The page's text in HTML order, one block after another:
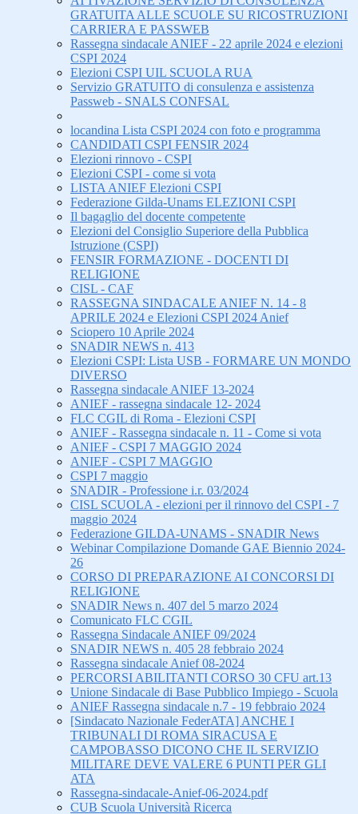
GRATUITA ALLE SCUOLE SU RICOSTRUZIONI
CARRIERA E PASSWEB
Rassegna sindacale ANIEF - 22 aprile 2024 e elezioni
CSPI 2024
Elezioni CSPI UIL SCUOLA RUA
Servizio GRATUITO di consulenza e assistenza
Passweb - SNALS CONFSAL
locandina Lista CSPI 2024 con foto e programma
CANDIDATI CSPI FENSIR 2024
Elezioni rinnovo - CSPI
Elezioni CSPI - come si vota
LISTA ANIEF Elezioni CSPI
Federazione Gilda-Unams ELEZIONI CSPI
Il bagaglio del docente competente
Elezioni del Consiglio Superiore della Pubblica
Istruzione (CSPI)
FENSIR FORMAZIONE - DOCENTI DI
RELIGIONE
CISL - CAF
RASSEGNA SINDACALE ANIEF N. 14 - 8
APRILE 2024 e Elezioni CSPI 2024 Anief
Sciopero 10 Aprile 2024
SNADIR NEWS n. 413
Elezioni CSPI: Lista USB - FORMARE UN MONDO
DIVERSO
Rassegna sindacale ANIEF 13-2024
ANIEF - rassegna sindacale 12- 2024
FLC CGIL di Roma - Elezioni CSPI
ANIEF - Rassegna sindacale n. 11 - Come si vota
ANIEF - CSPI 7 MAGGIO 2024
ANIEF - CSPI 7 MAGGIO
CSPI 7 maggio
SNADIR - Professione i.r. 03/2024
CISL SCUOLA - elezioni per il rinnovo del CSPI - 7
maggio 2024
Federazione GILDA-UNAMS - SNADIR News
Webinar Compilazione Domande GAE Biennio 2024-
26
CORSO DI PREPARAZIONE AI CONCORSI DI
RELIGIONE
SNADIR News n. 407 del 5 marzo 2024
Comunicato FLC CGIL
Rassegna Sindacale ANIEF 09/2024
SNADIR NEWS n. 405 28 febbraio 2024
Rassegna sindacale Anief 08-2024
PERCORSI ABILITANTI CORSO 30 CFU art.13
Unione Sindacale di Base Pubblico Impiego - Scuola
ANIEF Rassegna sindacale n.7 - 19 febbraio 2024
[Sindacato Nazionale FederATA] ANCHE I
TRIBUNALI DI ROMA SIRACUSA E
CAMPOBASSO DICONO CHE IL SERVIZIO
MILITARE DEVE VALERE 6 PUNTI PER GLI
ATA
Rassegna-sindacale-Anief-06-2024.pdf
CUB Scuola Università Ricerca